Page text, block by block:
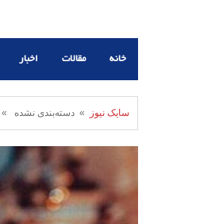
خانه مقالات اخبار
سایک نیوز » دسته‌بندی نشده » کاهش ۶٫۵ درصدی ازدواج‌،